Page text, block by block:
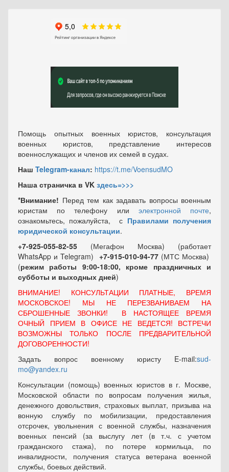
Помощь опытных военных юристов, консультация
военных юристов, представление интересов
военнослужащих и членов их семей в судах.
Наш Telegram-канал: https://t.me/VoensudMO
Наша страничка в VK здесь=>>>
*Внимание! Перед тем как задавать вопросы военным
юристам по телефону или электронной почте,
ознакомьтесь, пожалуйста, с Правилами получения
юридической консультации.
+7-925-055-82-55 (Мегафон Москва) (работает
WhatsApp и Telegram) +7-915-010-94-77 (МТС Москва)
(режим работы 9:00-18:00, кроме праздничных и
субботы и выходных дней)
ВНИМАНИЕ! КОНСУЛЬТАЦИИ ПЛАТНЫЕ, ВРЕМЯ
МОСКОВСКОЕ! МЫ НЕ ПЕРЕЗВАНИВАЕМ НА
СБРОШЕННЫЕ ЗВОНКИ! В НАСТОЯЩЕЕ ВРЕМЯ
ОЧНЫЙ ПРИЕМ В ОФИСЕ НЕ ВЕДЕТСЯ! ВСТРЕЧИ
ВОЗМОЖНЫ ТОЛЬКО ПОСЛЕ ПРЕДВАРИТЕЛЬНОЙ
ДОГОВОРЕННОСТИ!
Задать вопрос военному юристу E-mail:sud-
mo@yandex.ru
Консультации (помощь) военных юристов в г. Москве,
Московской области по вопросам получения жилья,
денежного довольствия, страховых выплат, призыва на
вонную службу по мобилизации, предоставления
отсрочек, увольнения с военной службы, назначения
военных пенсий (за выслугу лет (в т.ч. с учетом
гражданского стажа), по потере кормильца, по
инвалидности, получения статуса ветерана военной
службы, боевых действий.